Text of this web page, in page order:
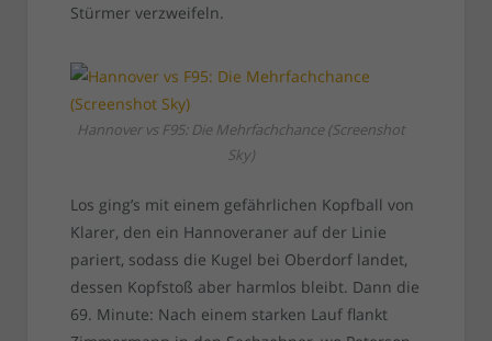
Stürmer verzweifeln.
Hannover vs F95: Die Mehrfachchance (Screenshot
Sky)
Los ging’s mit einem gefährlichen Kopfball von
Klarer, den ein Hannoveraner auf der Linie
pariert, sodass die Kugel bei Oberdorf landet,
dessen Kopfstoß aber harmlos bleibt. Dann die
69. Minute: Nach einem starken Lauf flankt